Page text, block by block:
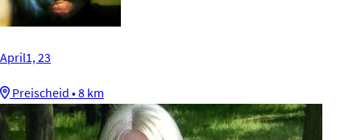
April1, 23
Preischeid • 8 km